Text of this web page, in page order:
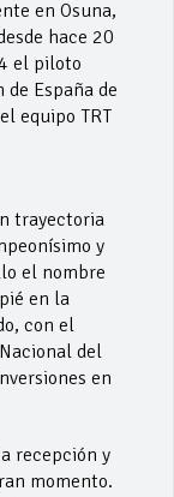
en Osuna,
hace 20
el piloto
España de
equipo TRT
trayectoria
y
el nombre
en la
con el
del
en
recepción y
momento.